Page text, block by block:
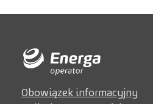
Obowiązek informacyjny